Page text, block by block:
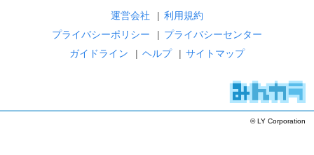
運営会社 | 利用規約
プライバシーポリシー
| プライバシーセンター
ガイドライン
| ヘルプ | サイトマップ
© LY Corporation